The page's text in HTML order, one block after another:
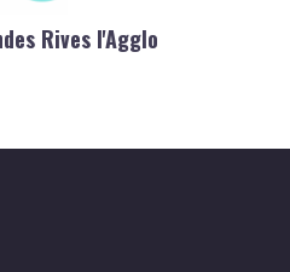
Rives l'Agglo